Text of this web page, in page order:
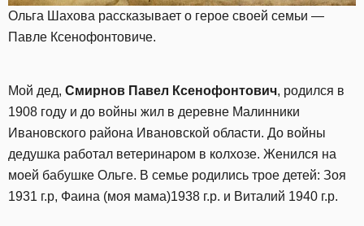
Ольга Шахова рассказывает о герое своей семьи —
Павле Ксенофонтовиче.
Мой дед, Смирнов Павел Ксенофонтович, родился в
1908 году и до войны жил в деревне Малинники
Ивановского района Ивановской области. До войны
дедушка работал ветеринаром в колхозе. Женился на
моей бабушке Ольге. В семье родились трое детей: Зоя
1931 г.р, Фаина (моя мама)1938 г.р. и Виталий 1940 г.р.